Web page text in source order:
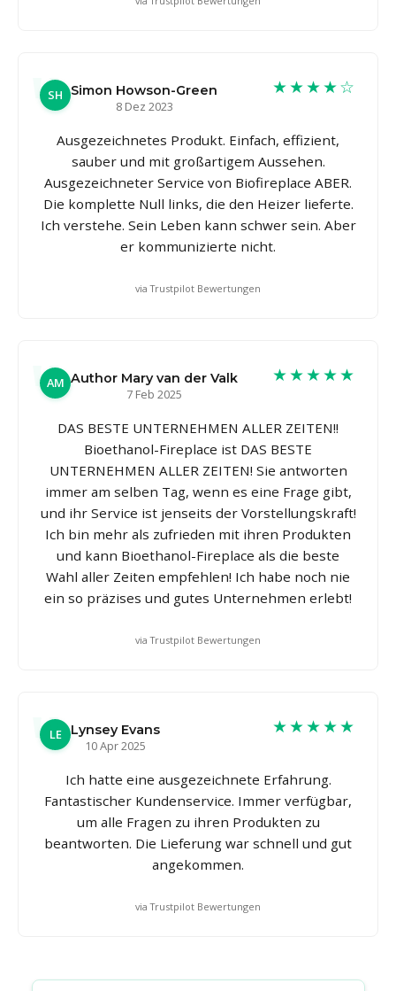
SH Simon Howson-Green
8 Dez 2023
★★★★☆
Ausgezeichnetes Produkt. Einfach, effizient,
sauber und mit großartigem Aussehen.
Ausgezeichneter Service von Biofireplace ABER.
Die komplette Null links, die den Heizer lieferte.
Ich verstehe. Sein Leben kann schwer sein. Aber
er kommunizierte nicht.
via Trustpilot Bewertungen
AM Author Mary van der Valk
7 Feb 2025
★★★★★
DAS BESTE UNTERNEHMEN ALLER ZEITEN!!
Bioethanol-Fireplace ist DAS BESTE
UNTERNEHMEN ALLER ZEITEN! Sie antworten
immer am selben Tag, wenn es eine Frage gibt,
und ihr Service ist jenseits der Vorstellungskraft!
Ich bin mehr als zufrieden mit ihren Produkten
und kann Bioethanol-Fireplace als die beste
Wahl aller Zeiten empfehlen! Ich habe noch nie
ein so präzises und gutes Unternehmen erlebt!
via Trustpilot Bewertungen
LE
Lynsey Evans
10 Apr 2025
★★★★★
Ich hatte eine ausgezeichnete Erfahrung.
Fantastischer Kundenservice. Immer verfügbar,
um alle Fragen zu ihren Produkten zu
beantworten. Die Lieferung war schnell und gut
angekommen.
via Trustpilot Bewertungen